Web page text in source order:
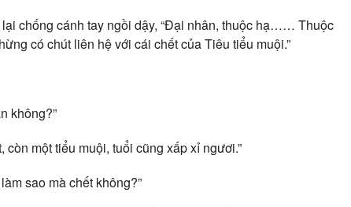
chống cánh tay ngồi dậy, “Đại nhân, thuộc hạ…… Thuộc
có chút liên hệ với cái chết của Tiêu tiểu muội.”
không?”
một tiểu muội, tuổi cũng xấp xỉ ngươi.”
sao mà chết không?”